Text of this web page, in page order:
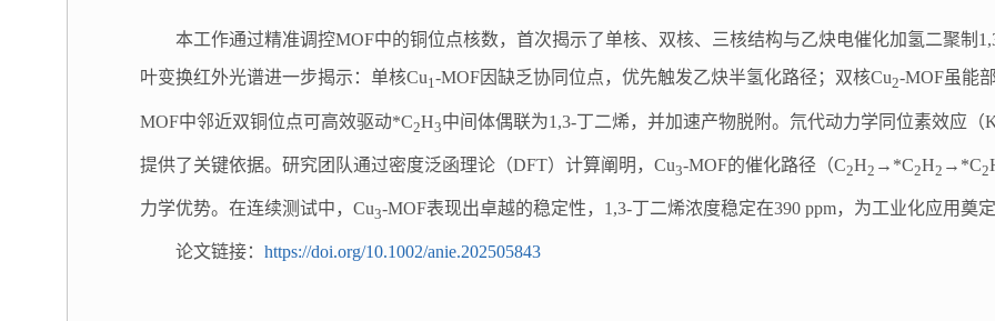
本工作通过精准调控MOF中的铜位点核数，首次揭示了单核、双核、三核结构与乙炔电催化加氢二聚制
叶变换红外光谱进一步揭示：单核Cu1-MOF因缺乏协同位点，优先触发乙炔半氢化路径；双核Cu2-MOF虽能
MOF中邻近双铜位点可高效驱动*C2H3中间体偶联为1,3-丁二烯，并加速产物脱附。氘代动力学同位素效应
提供了关键依据。研究团队通过密度泛函理论（DFT）计算阐明，Cu3-MOF的催化路径（C2H2 →*C2H2 →*C2
力学优势。在连续测试中，Cu3-MOF表现出卓越的稳定性，1,3-丁二烯浓度稳定在390 ppm，为工业化应用奠
论文链接： https://doi.org/10.1002/anie.202505843